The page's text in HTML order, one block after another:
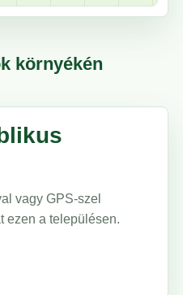
környékén
vagy GPS-szel
ezen a településen.